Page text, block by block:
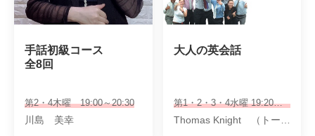
手話初級コース
全8回
第2・4木曜 19:00～20:30
川島 美幸
大人の英会話
第1・2・3・4水曜 19:20～20:10